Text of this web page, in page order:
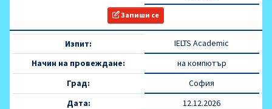
Запиши се
Изпит:
IELTS Academic
Начин на провеждане:
на компютър
Град:
София
Дата:
12.12.2026